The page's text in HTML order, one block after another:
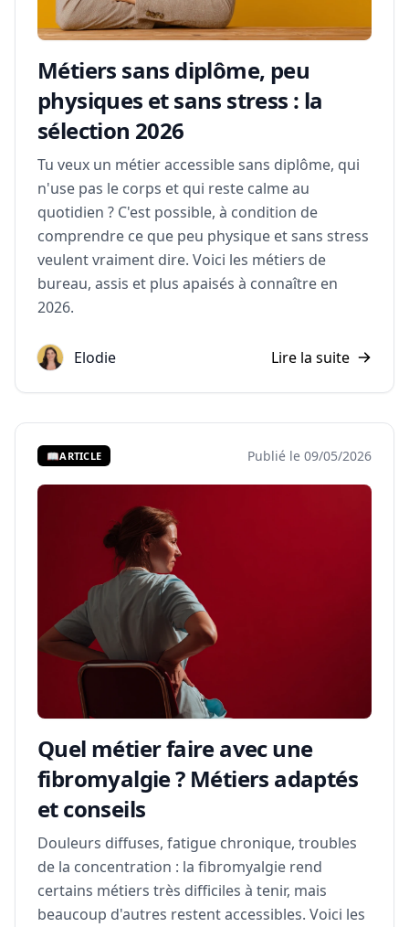
Métiers sans diplôme, peu
physiques et sans stress : la
sélection 2026
Tu veux un métier accessible sans diplôme, qui
n'use pas le corps et qui reste calme au
quotidien ? C'est possible, à condition de
comprendre ce que peu physique et sans stress
veulent vraiment dire. Voici les métiers de
bureau, assis et plus apaisés à connaître en
2026.
Elodie Lire la suite
📖ARTICLE Publié le 09/05/2026
Quel métier faire avec une
fibromyalgie ? Métiers adaptés
et conseils
Douleurs diffuses, fatigue chronique, troubles
de la concentration : la fibromyalgie rend
certains métiers très difficiles à tenir, mais
beaucoup d'autres restent accessibles. Voici les